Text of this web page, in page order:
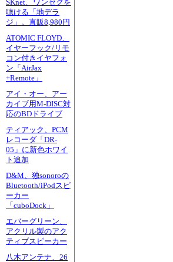
SKnet、ワンセグを
聴ける「地デラ
ジ」。直販8,980円
ATOMIC FLOYD、
イヤーフック/リモ
コン付きイヤフォ
ン「AirJax
+Remote」
アイ・オー、アー
カイブ用M-DISC対
応のBDドライブ
ティアック、PCM
レコーダ「DR-
05」に新色ホワイ
ト追加
D&M、独sonoroの
Bluetooth/iPodスピ
ーカー
「cuboDock」
エバーグリーン、
アクリル製のアク
ティブスピーカー
八木アンテナ、26